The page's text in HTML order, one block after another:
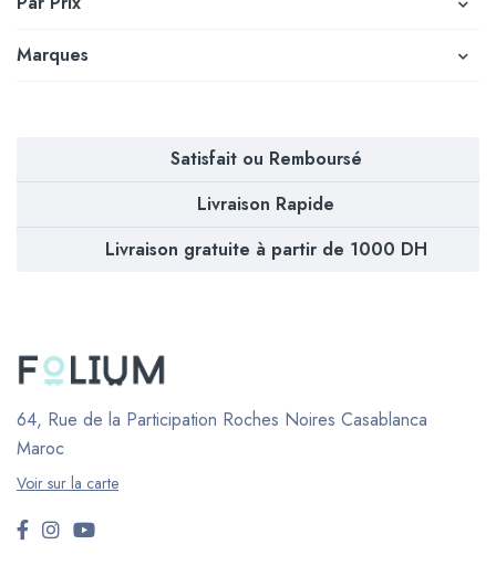
Marques
Satisfait ou Remboursé
Livraison Rapide
Livraison gratuite à partir de 1000 DH
64, Rue de la Participation Roches Noires Casablanca
Maroc
Voir sur la carte